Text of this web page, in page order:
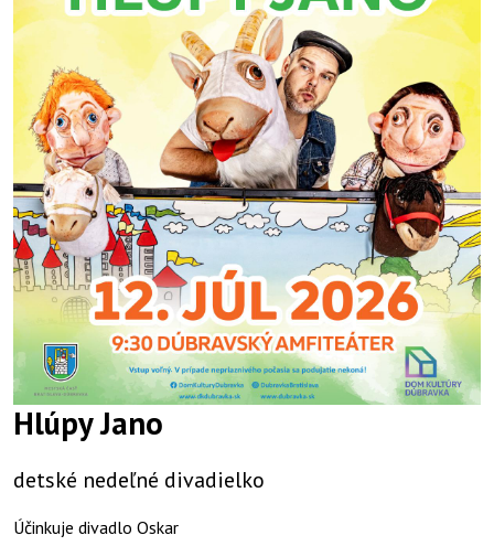
Hlúpy Jano
detské nedeľné divadielko
Účinkuje divadlo Oskar